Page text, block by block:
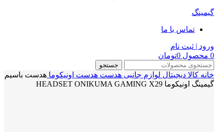
گیمینگ
تماس با ما
ورود | ثبت نام
0 محصول 0تومان
جستجو
خانه کالا دیجیتال لوازم جانبی هدست هدست اونیکوما هدست باسیم
گیمینگ اونیکوما HEADSET ONIKUMA GAMING X29